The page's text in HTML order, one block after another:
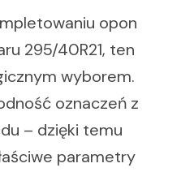
opon
295/40R21, ten
wyborem.
oznaczeń z
– dzięki temu
parametry